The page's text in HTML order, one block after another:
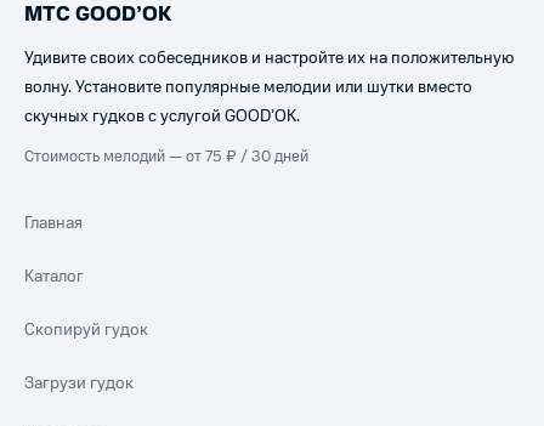
МТС GOOD’OK
Удивите своих собеседников и настройте их на положительную
волну. Установите популярные мелодии или шутки вместо
скучных гудков с услугой GOOD’OK.
Стоимость мелодий — от 75 ₽ / 30 дней
Главная
Каталог
Скопируй гудок
Загрузи гудок